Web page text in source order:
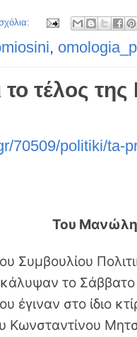
,
το τέλος
70509/politiki/ta-
Του
Συμβουλίου
το
έγιναν στο ίδιο
Κωνσταντίνου